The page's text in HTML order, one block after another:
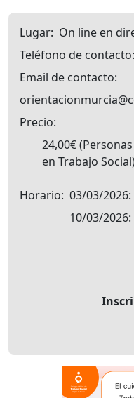
Lugar On line en
Teléfono de contacto
Email de contacto
Precio
24,00€
en Trabajo Social
Horario 03/03/2026
10/03/2026